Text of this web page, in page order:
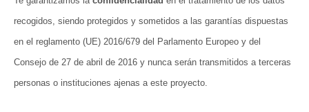
recogidos, siendo protegidos y sometidos a las garantías dispuestas
en el reglamento (UE) 2016/679 del Parlamento Europeo y del
Consejo de 27 de abril de 2016 y nunca serán transmitidos a terceras
personas o instituciones ajenas a este proyecto.